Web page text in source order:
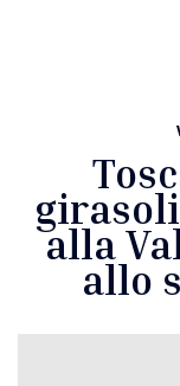
alla
allo